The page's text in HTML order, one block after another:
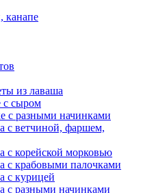
канапе
из лаваша
с сыром
с разными начинками
с ветчиной, фаршем,
с корейской морковью
с крабовыми палочками
с курицей
с разными начинками